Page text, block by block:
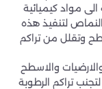
مواد كيميائية
لتنفيذ هذه
وتقلل من تراكم
والاسطح
تراكم الرطوبة